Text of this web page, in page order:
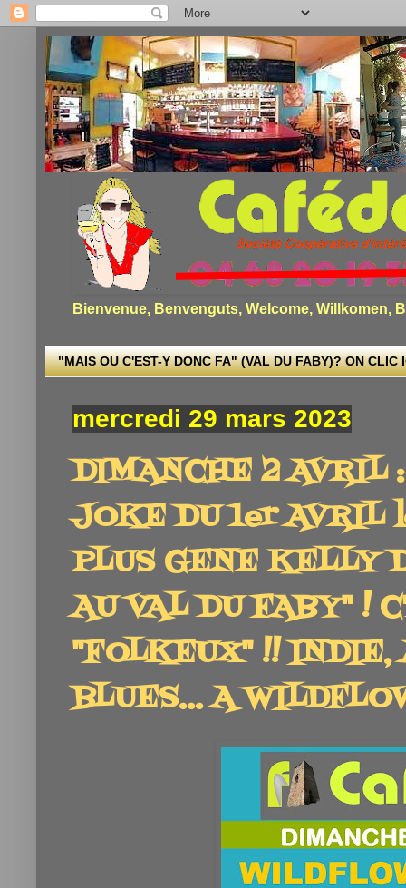
Bienvenue, Benvenguts, Welcome, Willkomen,
"MAIS OU C'EST-Y DONC FA" (VAL DU FABY)? ON CLIC
mercredi 29 mars 2023
DIMANCHE 2 AVRIL
JOKE DU 1er AVRIL
PLUS GENE KELLY
AU VAL DU FABY" !
"FOLKEUX" !! INDIE,
BLUES... A